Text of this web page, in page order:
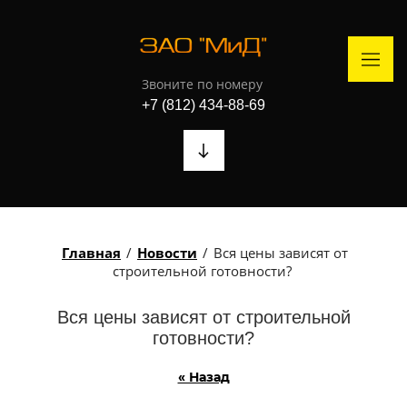
Звоните по номеру
+7 (812) 434-88-69
Главная / Новости / Вся цены зависят от
строительной готовности?
Вся цены зависят от строительной
готовности?
« Назад